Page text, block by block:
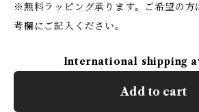
※無料ラッピング承ります。ご希望の方
考欄にご記入ください。
International shipping
Add to cart